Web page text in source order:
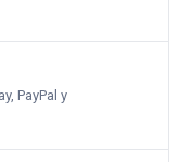
PayPal y